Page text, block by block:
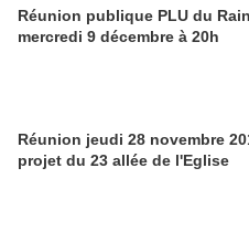
Réunion publique PLU du
mercredi 9 décembre à 20h
Réunion jeudi 28 novembre
projet du 23 allée de l'Eglise